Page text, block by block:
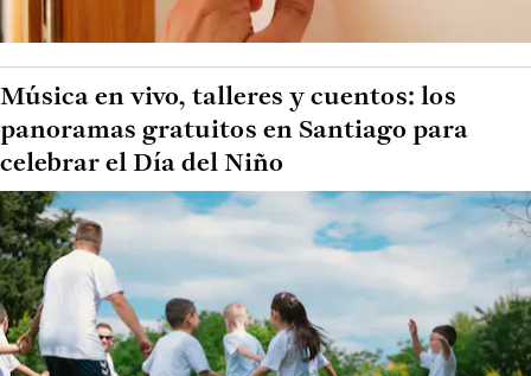
Música en vivo, talleres y cuentos: los
panoramas gratuitos en Santiago para
celebrar el Día del Niño